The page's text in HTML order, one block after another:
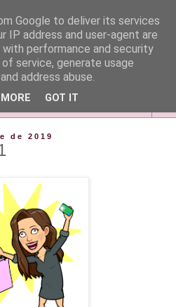
de 2019
Google to deliver its services
IP address and user-agent are
performance and security
service, generate usage
address abuse.
GOT IT